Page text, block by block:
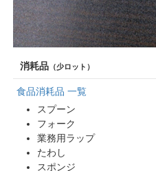
消耗品（少ロット）
食品消耗品 一覧
スプーン
フォーク
業務用ラップ
たわし
スポンジ